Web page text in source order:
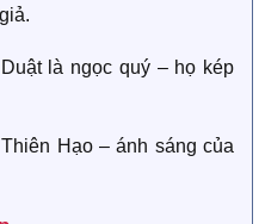
là ngọc quý – họ kép
Hạo – ánh sáng của